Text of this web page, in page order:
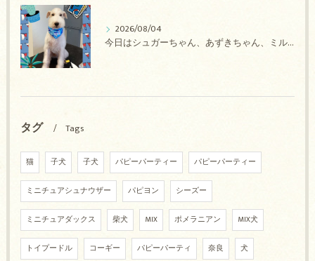
2026/08/04
今日はシュガーちゃん、あずきちゃん、ミルキーちゃん、コロンちゃん、ココちゃんのトリミングの紹介です【奈良のエース動物病院】
タグ Tags
猫 子犬 子犬 パピーパーティー パピーパーティー
ミニチュアシュナウザー パピヨン シーズー
ミニチュアダックス 柴犬 MIX ポメラニアン MIX犬
トイプードル コーギー パピーパーティ 奈良 犬